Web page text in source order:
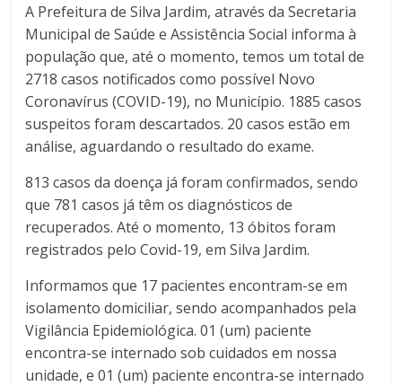
A Prefeitura de Silva Jardim, através da Secretaria
Municipal de Saúde e Assistência Social informa à
população que, até o momento, temos um total de
2718 casos notificados como possível Novo
Coronavírus (COVID-19), no Município. 1885 casos
suspeitos foram descartados. 20 casos estão em
análise, aguardando o resultado do exame.
813 casos da doença já foram confirmados, sendo
que 781 casos já têm os diagnósticos de
recuperados. Até o momento, 13 óbitos foram
registrados pelo Covid-19, em Silva Jardim.
Informamos que 17 pacientes encontram-se em
isolamento domiciliar, sendo acompanhados pela
Vigilância Epidemiológica. 01 (um) paciente
encontra-se internado sob cuidados em nossa
unidade, e 01 (um) paciente encontra-se internado